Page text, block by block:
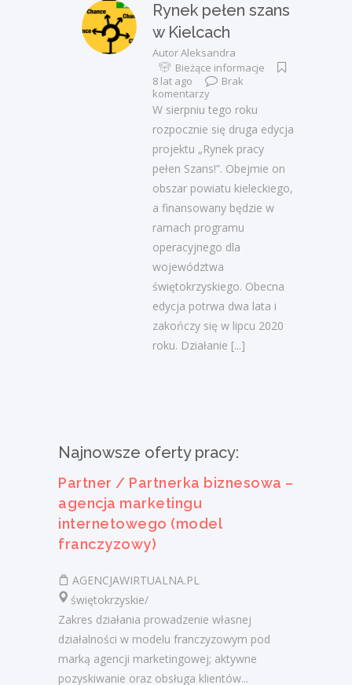
Rynek pełen szans
w Kielcach
AutorAleksandra
Bieżące informacje
8 lat ago
Brak
komentarzy
W sierpniu tego roku
rozpocznie się druga edycja
projektu „Rynek pracy
pełen Szans!”. Obejmie on
obszar powiatu kieleckiego,
a finansowany będzie w
ramach programu
operacyjnego dla
województwa
świętokrzyskiego. Obecna
edycja potrwa dwa lata i
zakończy się w lipcu 2020
roku. Działanie [...]
Najnowsze oferty pracy:
Partner / Partnerka biznesowa –
agencja marketingu
internetowego (model
franczyzowy)
AGENCJAWIRTUALNA.PL
świętokrzyskie/
Zakres działania prowadzenie własnej
działalności w modelu franczyzowym pod
marką agencji marketingowej; aktywne
pozyskiwanie oraz obsługa klientów...